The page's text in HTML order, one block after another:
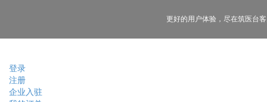
登录
注册
企业入驻
更好的用户体验， 尽在筑医台